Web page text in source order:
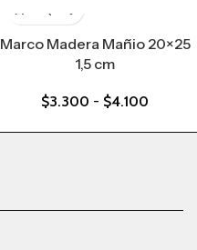
Marco Madera Mañio 20×25
1,5 cm
$3.300 - $4.100